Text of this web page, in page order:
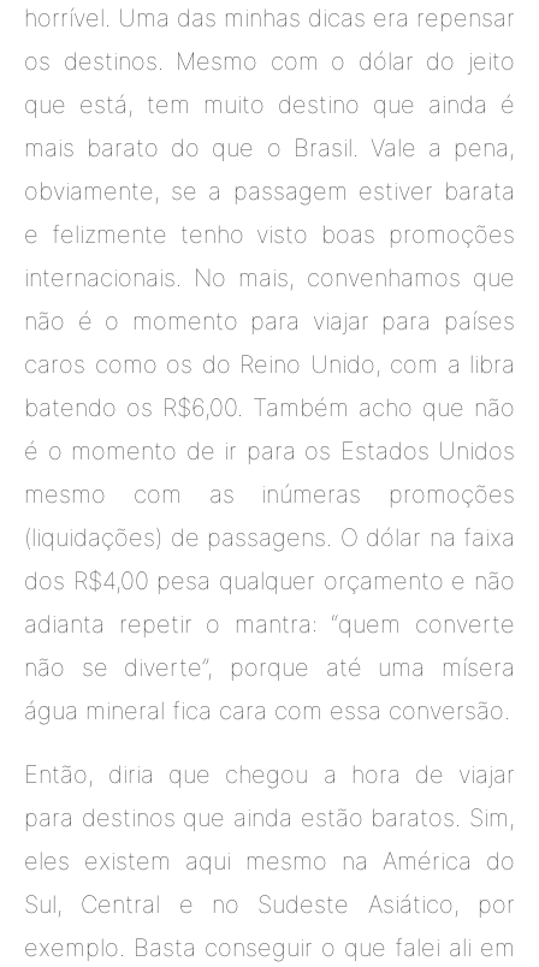
horrível. Uma das minhas dicas era repensar
os destinos. Mesmo com o dólar do jeito
que está, tem muito destino que ainda é
mais barato do que o Brasil. Vale a pena,
obviamente, se a passagem estiver barata
e felizmente tenho visto boas promoções
internacionais. No mais, convenhamos que
não é o momento para viajar para países
caros como os do Reino Unido, com a libra
batendo os R$6,00. Também acho que não
é o momento de ir para os Estados Unidos
mesmo com as inúmeras promoções
(liquidações) de passagens. O dólar na faixa
dos R$4,00 pesa qualquer orçamento e não
adianta repetir o mantra: “quem converte
não se diverte”, porque até uma mísera
água mineral fica cara com essa conversão.
Então, diria que chegou a hora de viajar
para destinos que ainda estão baratos. Sim,
eles existem aqui mesmo na América do
Sul, Central e no Sudeste Asiático, por
exemplo. Basta conseguir o que falei ali em